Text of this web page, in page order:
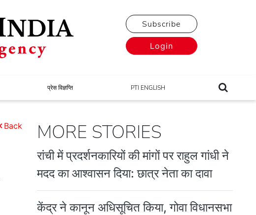
Subscribe
Login
प्रेस विज्ञप्ति PTI ENGLISH
Back MORE STORIES
रांची में प्रदर्शनकारियों की मांगों पर राहुल गांधी ने
मदद का आश्वासन दिया: छात्र नेता का दावा
केंद्र ने कानून अधिसूचित किया, गोवा विधानसभा